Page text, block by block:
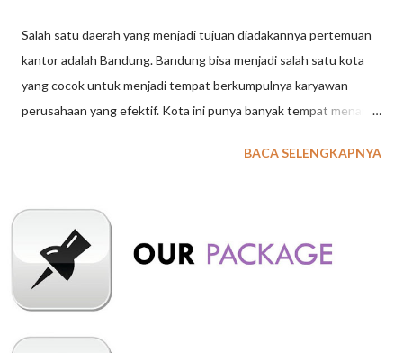
Salah satu daerah yang menjadi tujuan diadakannya pertemuan
kantor adalah Bandung. Bandung bisa menjadi salah satu kota
yang cocok untuk menjadi tempat berkumpulnya karyawan
perusahaan yang efektif. Kota ini punya banyak tempat menarik
Berikut ini rekomendasi tempat berkumpul kantor terbaik di
Termasuk lokasi berkumpul yang seru. Kawasan hutan pinus ini
memiliki jembatan gantung panjang dan berbagai spot
instagramable yang menarik. Suasananya yang asri juga asyik
untuk berbagai aktivitas luar ruangan seperti camping maupun
games seru. Dengan daya tariknya tersebut, tidak sedikit
rombongan dari tempat rental hiace Premio Bandung terdekat
BACA SELENGKAPNYA